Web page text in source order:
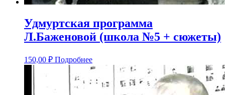
Удмуртская программа
Л.Баженовой (школа №5 + сюжеты)
150,00 ₽ Подробнее